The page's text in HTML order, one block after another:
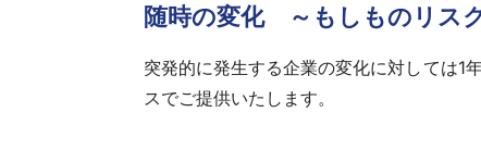
随時の変化 ～もしものリス
突発的に発生する企業の変化に対しては1
スでご提供いたします。